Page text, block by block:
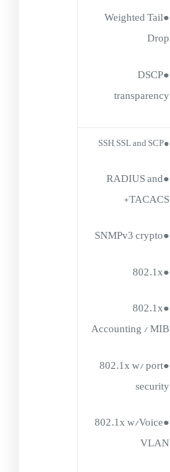
●Weighted Tail
Drop
●DSCP
transparency
●SSH, SSL and SCP
●RADIUS and
TACACS+
●SNMPv3 crypto
●802.1x
●802.1x
Accounting / MIB
●802.1x w/ port
security
●802.1x w/Voice
VLAN